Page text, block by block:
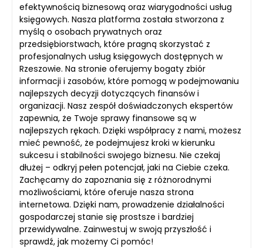
efektywnością biznesową oraz wiarygodności usług
księgowych. Nasza platforma została stworzona z
myślą o osobach prywatnych oraz
przedsiębiorstwach, które pragną skorzystać z
profesjonalnych usług księgowych dostępnych w
Rzeszowie. Na stronie oferujemy bogaty zbiór
informacji i zasobów, które pomogą w podejmowaniu
najlepszych decyzji dotyczących finansów i
organizacji. Nasz zespół doświadczonych ekspertów
zapewnia, że Twoje sprawy finansowe są w
najlepszych rękach. Dzięki współpracy z nami, możesz
mieć pewność, że podejmujesz kroki w kierunku
sukcesu i stabilności swojego biznesu. Nie czekaj
dłużej – odkryj pełen potencjał, jaki na Ciebie czeka.
Zachęcamy do zapoznania się z różnorodnymi
możliwościami, które oferuje nasza strona
internetowa. Dzięki nam, prowadzenie działalności
gospodarczej stanie się prostsze i bardziej
przewidywalne. Zainwestuj w swoją przyszłość i
sprawdź, jak możemy Ci pomóc!